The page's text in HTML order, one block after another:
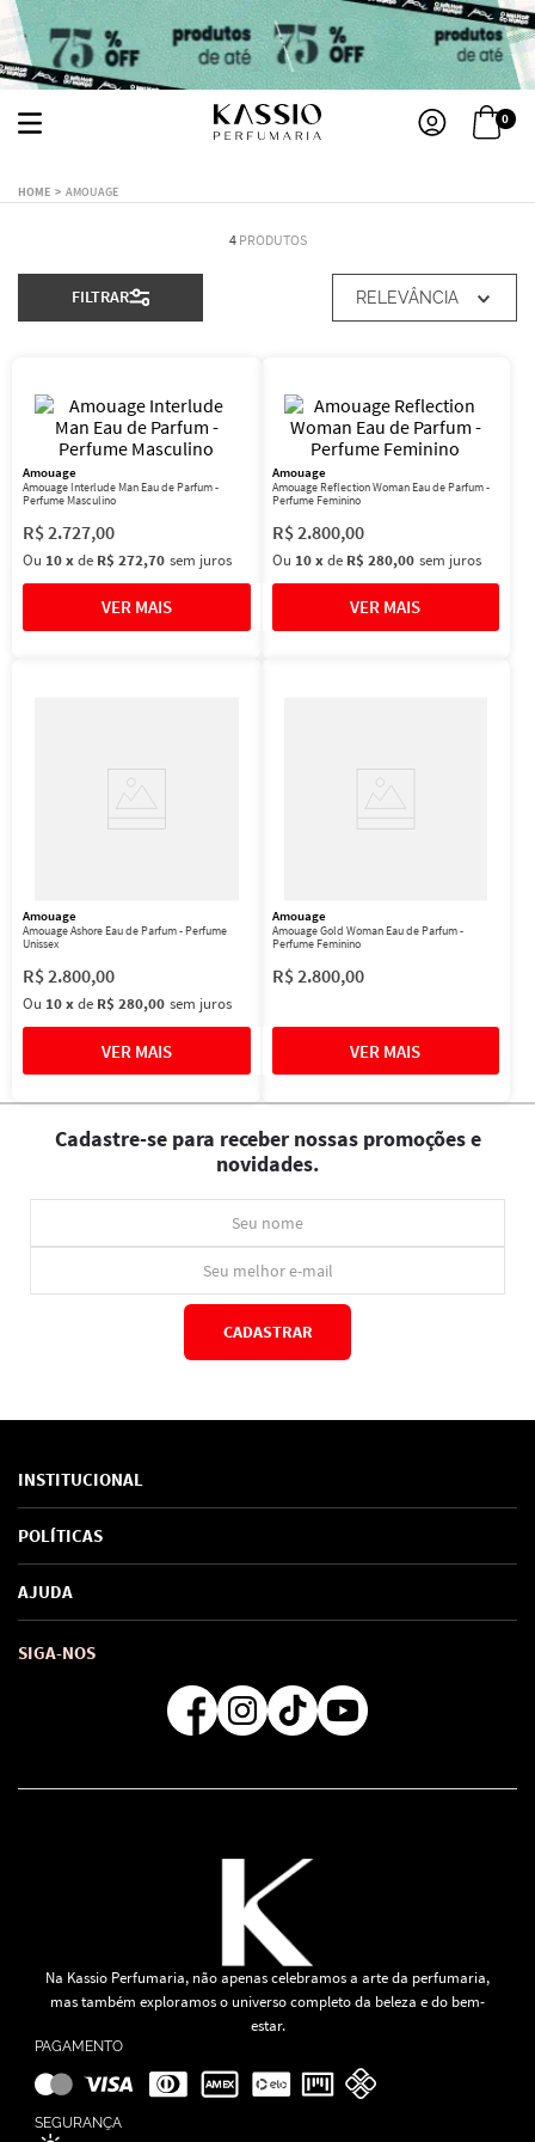
0
AMOUAGE
4 PRODUTOS
FILTRAR RELEVÂNCIA
Amouage
Amouage Interlude Man Eau de Parfum -
Perfume Masculino
R$2.727,00
Ou 10xde R$ 272,70 sem juros
Amouage
Amouage Reflection Woman Eau de Parfum -
Perfume Feminino
R$2.800,00
Ou 10 xde R$ 280,00 sem juros
Amouage
Amouage Ashore Eau de Parfum - Perfume
Unissex
R$2.800,00
Ou 10xde R$ 280,00 sem juros
Amouage
Amouage Gold Woman Eau de Parfum -
Perfume Feminino
R$2.800,00
Cadastre-se para receber nossas promoções e
novidades.
CADASTRAR
INSTITUCIONAL
Sobre Nós
Marcas
SAC de marcas
POLÍTICAS
Política de Privacidade
Troca e Devoluções
Formas de Pagamento
Regra de Frete Grátis
AJUDA
SIGA-NOS
Na Kassio Perfumaria, não apenas celebramos a arte da perfumaria,
mas também exploramos o universo completo da beleza e do bem-
estar.
PAGAMENTO
SEGURANÇA